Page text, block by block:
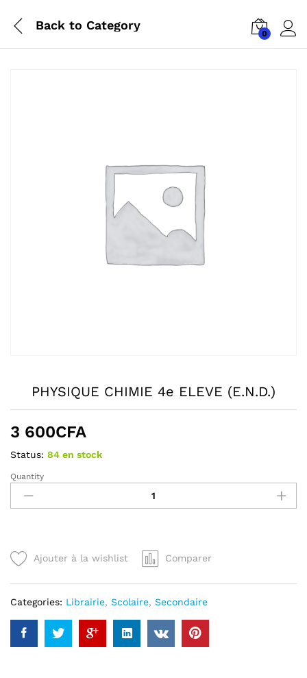
Back to Category
0
PHYSIQUE CHIMIE 4e ELEVE (E.N.D.)
3 600CFA
Status: 84 en stock
PHYSIQUE
CHIMIE
4e
quantity
Quantity
Ajouter à la wishlist Comparer
Categories: Librairie, Scolaire, Secondaire